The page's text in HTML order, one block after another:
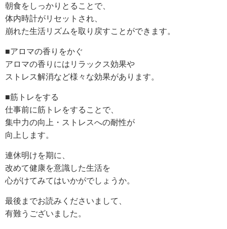
朝食をしっかりとることで、
体内時計がリセットされ、
崩れた生活リズムを取り戻すことができます。
■アロマの香りをかぐ
アロマの香りにはリラックス効果や
ストレス解消など様々な効果があります。
■筋トレをする
仕事前に筋トレをすることで、
集中力の向上・ストレスへの耐性が
向上します。
連休明けを期に、
改めて健康を意識した生活を
心がけてみてはいかがでしょうか。
最後までお読みくださいまして、
有難うございました。